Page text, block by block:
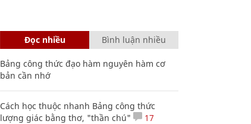
Đọc nhiều Bình luận nhiều
Bảng công thức đạo hàm nguyên hàm cơ
bản cần nhớ
Cách học thuộc nhanh Bảng công thức
lượng giác bằng thơ, "thần chú"
17